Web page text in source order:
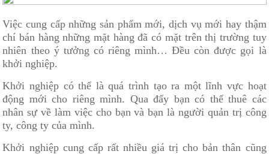
Việc cung cấp những sản phẩm mới, dịch vụ mới hay thậm
chí bán hàng những mặt hàng đã có mặt trên thị trường tuy
nhiên theo ý tưởng có riêng mình… Đều còn được gọi là
khởi nghiệp.
Khởi nghiệp có thể là quá trình tạo ra một lĩnh vực hoạt
động mới cho riêng mình. Qua đấy bạn có thể thuê các
nhân sự về làm việc cho bạn và bạn là người quản trị công
ty, công ty của mình.
Khởi nghiệp cung cấp rất nhiều giá trị cho bản thân cũng